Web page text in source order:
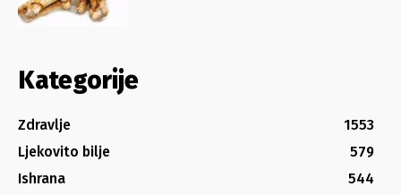
Kategorije
Zdravlje
1553
Ljekovito bilje
579
Ishrana
544